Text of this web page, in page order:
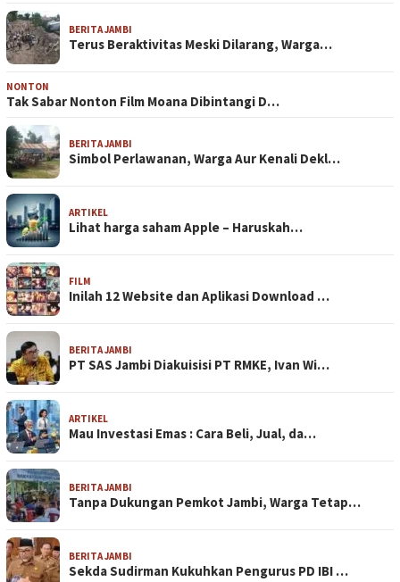
BERITA JAMBI
Terus Beraktivitas Meski Dilarang, Warga…
NONTON
Tak Sabar Nonton Film Moana Dibintangi D…
BERITA JAMBI
Simbol Perlawanan, Warga Aur Kenali Dekl…
ARTIKEL
Lihat harga saham Apple – Haruskah…
FILM
Inilah 12 Website dan Aplikasi Download …
BERITA JAMBI
PT SAS Jambi Diakuisisi PT RMKE, Ivan Wi…
ARTIKEL
Mau Investasi Emas : Cara Beli, Jual, da…
BERITA JAMBI
Tanpa Dukungan Pemkot Jambi, Warga Tetap…
BERITA JAMBI
Sekda Sudirman Kukuhkan Pengurus PD IBI …